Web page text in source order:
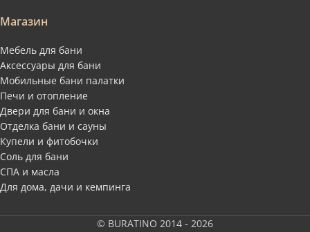
Магазин
Мебель для бани
Аксессуары для бани
Мобильные бани палатки
Печи и отопление
Двери для бани и окна
Отделка бани и сауны
Купели и фитобочки
Соль для бани
СПА и масла
Для дома, дачи и кемпинга
© BURATINO 2014 - 2026